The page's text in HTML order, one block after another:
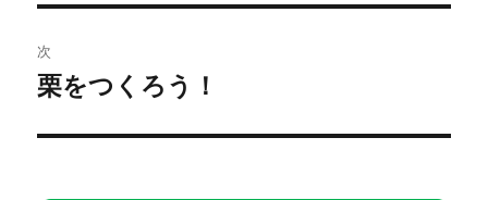
ビ
ゲ
ー
の
投
稿:
次
次
投
栗をつくろう！